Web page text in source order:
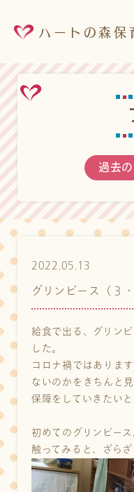
ハートの森保
過去
2022.05.13
グリンピース（３
給食で出る、グリン
した。
コロナ禍ではありま
ないのかをきちんと
保障をしていきたいと
初めてのグリンピース
触ってみると、ざら